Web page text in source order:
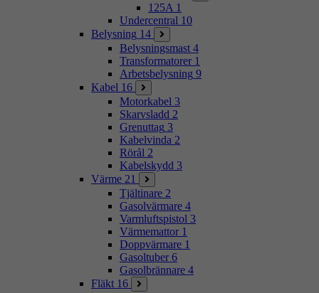
125A 1
Undercentral 10
Belysning 14
Belysningsmast 4
Transformatorer 1
Arbetsbelysning 9
Kabel 16
Motorkabel 3
Skarvsladd 2
Grenuttag 3
Kabelvinda 2
Rörål 2
Kabelskydd 3
Värme 21
Tjältinare 2
Gasolvärmare 4
Varmluftspistol 3
Värmemattor 1
Doppvärmare 1
Gasoltuber 6
Gasolbrännare 4
Fläkt 16